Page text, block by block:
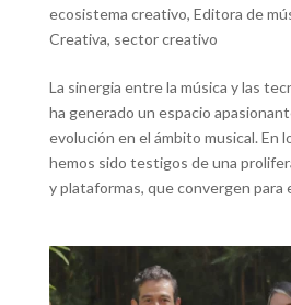
ecosistema creativo, Editora de
Creativa, sector creativo
La sinergia entre la música y las
ha generado un espacio
evolución en el ámbito musical. En
hemos sido testigos de una
y plataformas, que convergen para